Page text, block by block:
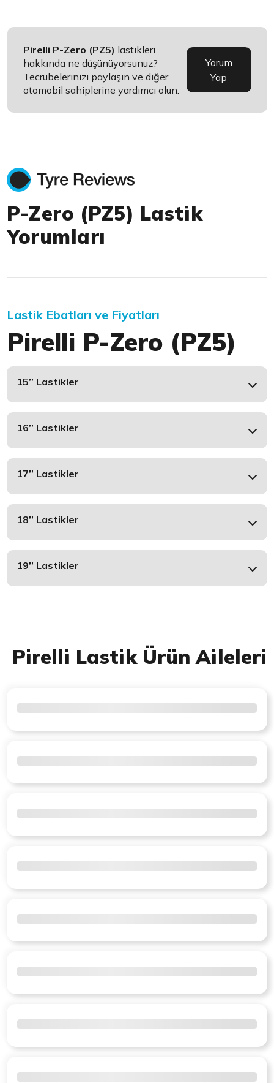
Pirelli P-Zero (PZ5) lastikleri
hakkında ne düşünüyorsunuz?
Tecrübelerinizi paylaşın ve diğer
otomobil sahiplerine yardımcı olun.
Yorum
Yap
P-Zero (PZ5) Lastik
Yorumları
Lastik Ebatları ve Fiyatları
Pirelli P-Zero (PZ5)
15’’ Lastikler
16’’ Lastikler
17’’ Lastikler
18’’ Lastikler
19’’ Lastikler
Pirelli Lastik Ürün Aileleri